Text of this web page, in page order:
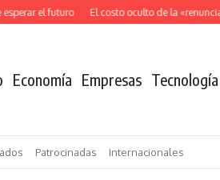
el futuro El costo oculto de la «renuncia
Economía Empresas Tecnología
Patrocinadas Internacionales